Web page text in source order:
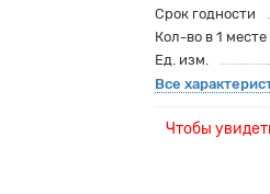
Срок годности
Кол-во в 1 месте
Ед. изм.
Все
Чтобы